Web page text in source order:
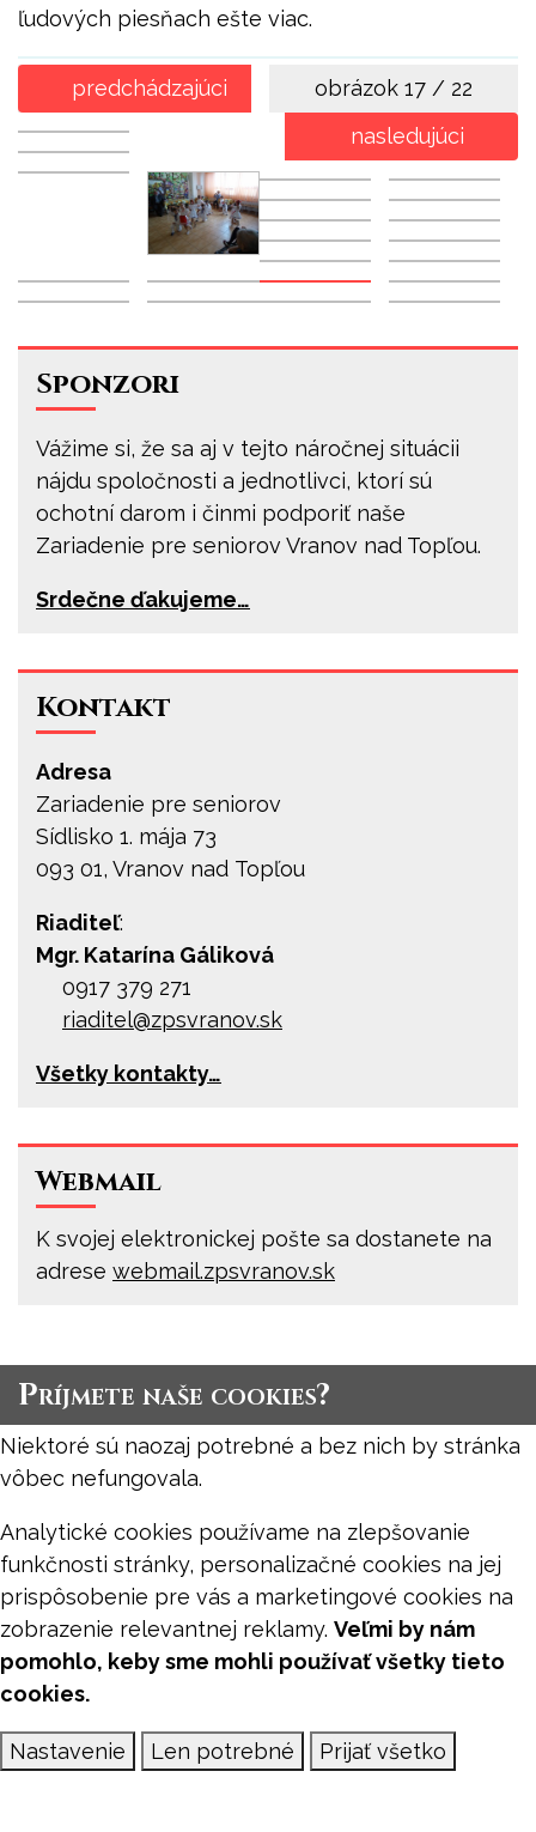
Sponzori
Vážime si, že sa aj v tejto náročnej situácii
nájdu spoločnosti a jednotlivci, ktorí sú
ochotní darom i činmi podporiť naše
Zariadenie pre seniorov Vranov nad Topľou.
Srdečne ďakujeme…
Kontakt
Adresa
Zariadenie pre seniorov
Sídlisko 1. mája 73
093 01, Vranov nad Topľou
Riaditeľ:
Mgr. Katarína Gáliková
0917 379 271
riaditel@zpsvranov.sk
Všetky kontakty…
Webmail
K svojej elektronickej pošte sa dostanete na
adrese webmail.zpsvranov.sk
ľudových piesňach ešte viac.
predchádzajúci obrázok 17 / 22
nasledujúci
Príjmete naše cookies?
Niektoré sú naozaj potrebné a bez nich by stránka
vôbec nefungovala.
Analytické cookies používame na zlepšovanie
funkčnosti stránky, personalizačné cookies na jej
prispôsobenie pre vás a marketingové cookies na
zobrazenie relevantnej reklamy. Veľmi by nám
pomohlo, keby sme mohli používať všetky tieto
cookies.
Nastavenie Len potrebné Prijať všetko